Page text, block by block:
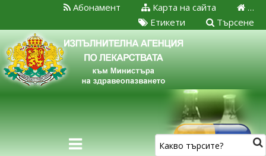
…
Карта на сайта
Абонамент
Търсене
Етикети